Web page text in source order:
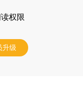
权限
升级